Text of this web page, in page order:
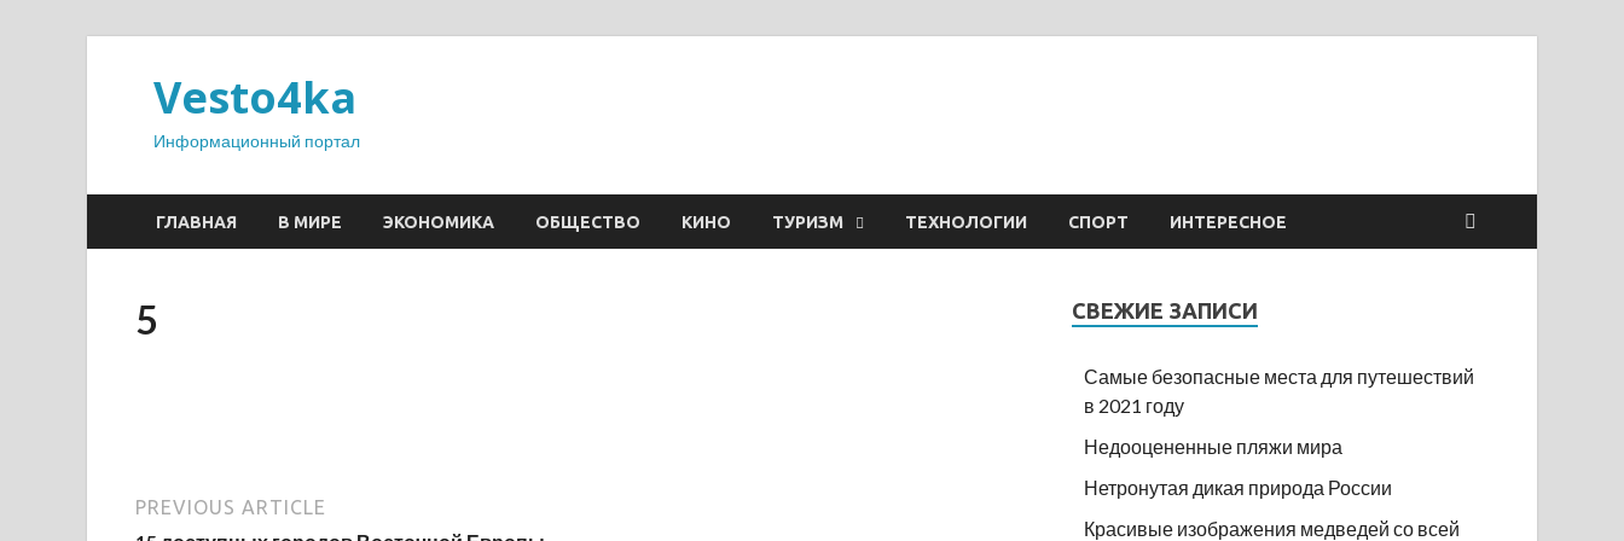
Vesto4ka
Информационный портал
ГЛАВНАЯ В МИРЕ ЭКОНОМИКА ОБЩЕСТВО КИНО ТУРИЗМ ТЕХНОЛОГИИ СПОРТ ИНТЕРЕСНОЕ
5
PREVIOUS ARTICLE
СВЕЖИЕ ЗАПИСИ
Самые безопасные места для путешествий
в 2021 году
Недооцененные пляжи мира
Нетронутая дикая природа России
Красивые изображения медведей со всей